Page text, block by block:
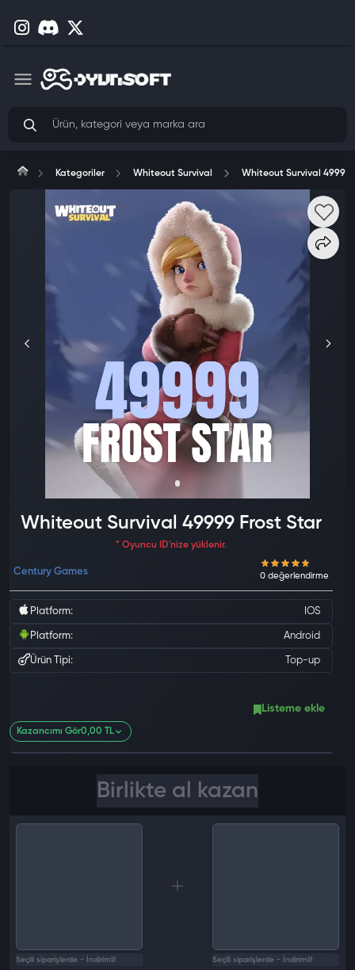
Kategoriler Whiteout Survival Whiteout Survival 49999
Whiteout Survival 49999 Frost Star
* Oyuncu ID'nize yüklenir.
Century Games
Platform: IOS
Platform: Android
Ürün Tipi: Top-up
Listeme ekle
Kazancımı Gör0,00 TL
Birlikte al kazan
Seçili siparişlerde - İndirimli! Seçili siparişlerde - İndirimli!